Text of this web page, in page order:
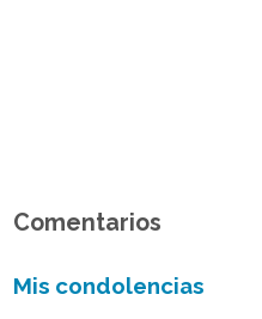
Comentarios
Mis condolencias